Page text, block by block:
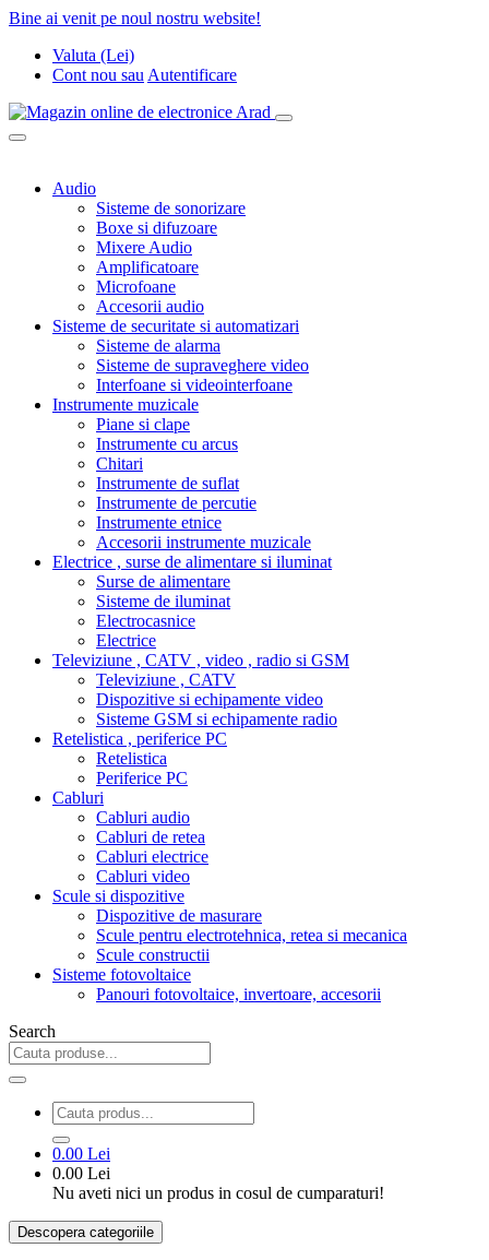
Bine ai venit pe noul nostru website!
Valuta (Lei)
Cont nou sau Autentificare
Audio
Sisteme de sonorizare
Boxe si difuzoare
Mixere Audio
Amplificatoare
Microfoane
Accesorii audio
Sisteme de securitate si automatizari
Sisteme de alarma
Sisteme de supraveghere video
Interfoane si videointerfoane
Instrumente muzicale
Piane si clape
Instrumente cu arcus
Chitari
Instrumente de suflat
Instrumente de percutie
Instrumente etnice
Accesorii instrumente muzicale
Electrice , surse de alimentare si iluminat
Surse de alimentare
Sisteme de iluminat
Electrocasnice
Electrice
Televiziune , CATV , video , radio si GSM
Televiziune , CATV
Dispozitive si echipamente video
Sisteme GSM si echipamente radio
Retelistica , periferice PC
Retelistica
Periferice PC
Cabluri
Cabluri audio
Cabluri de retea
Cabluri electrice
Cabluri video
Scule si dispozitive
Dispozitive de masurare
Scule pentru electrotehnica, retea si mecanica
Scule constructii
Sisteme fotovoltaice
Panouri fotovoltaice, invertoare, accesorii
Search
0.00 Lei
0.00 Lei
Nu aveti nici un produs in cosul de cumparaturi!
Descopera categoriile